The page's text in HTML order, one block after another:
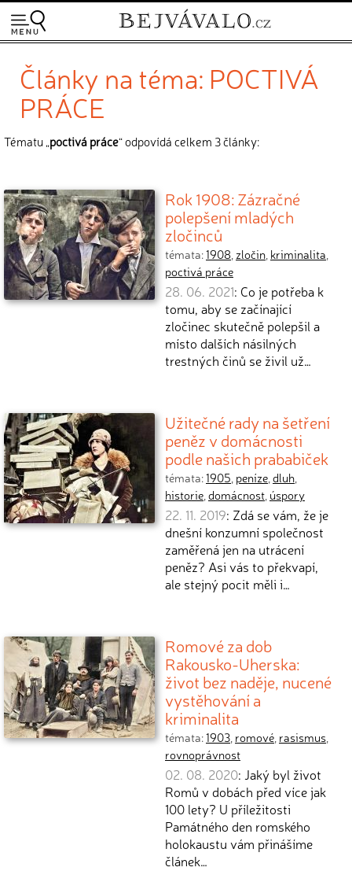
Články na téma: POCTIVÁ
PRÁCE
Tématu „poctivá práce“ odpovídá celkem 3 články:
Rok 1908: Zázračné
polepšení mladých
zločinců
témata:1908, zločin, kriminalita,
poctivá práce
28. 06. 2021: Co je potřeba k
tomu, aby se začínající
zločinec skutečně polepšil a
místo dalších násilných
trestných činů se živil už…
Užitečné rady na šetření
peněz v domácnosti
podle našich prababiček
témata:1905, peníze,dluh,
historie,domácnost, úspory
22. 11. 2019: Zdá se vám, že je
dnešní konzumní společnost
zaměřená jen na utrácení
peněz? Asi vás to překvapí,
ale stejný pocit měli i…
Romové za dob
Rakousko-Uherska:
život bez naděje, nucené
vystěhování a
kriminalita
témata:1903, romové, rasismus,
rovnoprávnost
02. 08. 2020: Jaký byl život
Romů v dobách před více jak
100 lety? U příležitosti
Památného den romského
holokaustu vám přinášíme
článek…